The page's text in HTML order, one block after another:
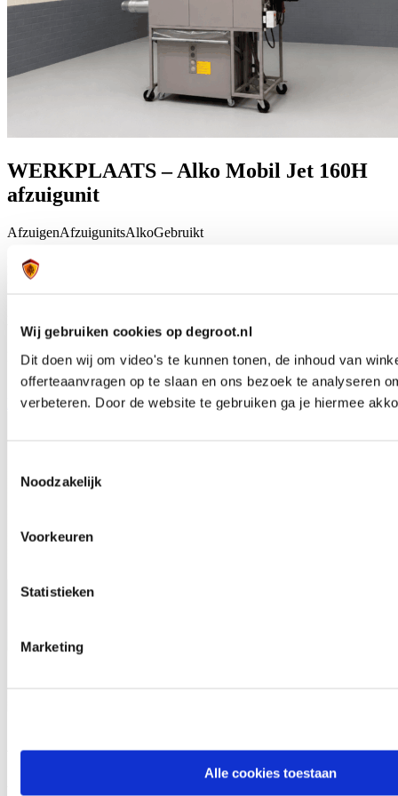
Wij gebruiken cookies op degroot.nl
Dit doen wij om video's te kunnen tonen, de inhoud van
offerteaanvragen op te slaan en ons bezoek te analyseren
verbeteren. Door de website te gebruiken ga je hiermee
Noodzakelijk
Voorkeuren
Statistieken
Marketing
Alle cookies toestaan
WERKPLAATS – Alko Mobil Jet 160H
afzuigunit
AfzuigenAfzuigunitsAlkoGebruikt
De gebruikte Alko Mobil Jet 160H is een praktische afzuigunit voor
het afzuigen van stof en spanen bij hout- en plaatbewerking. De
vanaf de eerste werkdag.
Lees meer over WERKPLAATS – Alko Mobil Jet 160H afzuigunit
Lees meer over WERKPLAATS – Alko Mobil Jet 160H afzuigunit
ADS SNF 200 Afzuigunit